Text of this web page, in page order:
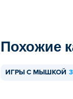
Похожие
ИГРЫ С МЫШКОЙ